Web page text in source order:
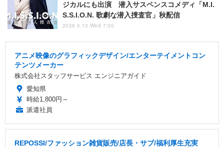
ジカルにも出演 潜入サスペンスコメディ「M.I.
S.S.I.O.N. 歌劇な潜入捜査官」秋配信
2026.5.13 Wed 7:00
アニメ映像のグラフィックデザイン/エンターテイメントコン
テンツメーカー
株式会社スタッフサービス エンジニアガイド
愛知県
時給1,800円～
派遣社員
REPOSSI/ファッション雑貨販売/店長・サブ/福利厚生充実